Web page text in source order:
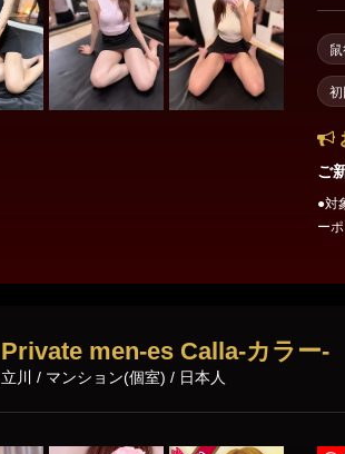
初
ご
●対象コー
ー
Private men-es Calla-カラー-
立川 / マンション(個室) / 日本人